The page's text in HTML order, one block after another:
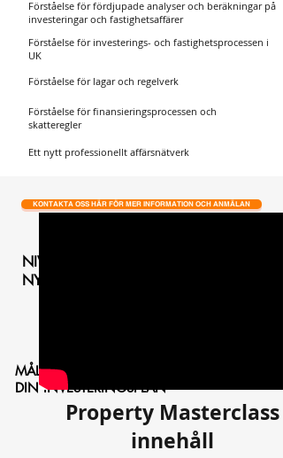
Förståelse för fördjupade analyser och beräkningar på
investeringar och fastighetsaffärer
Förståelse för investerings- och fastighetsprocessen i
UK
Förståelse för lagar och regelverk
Förståelse för finansieringsprocessen och
skatteregler
Ett nytt professionellt affärsnätverk
NIVÅ 1
NYBÖRJARE
MÅLET
DIN INVESTERINGSPLAN
KONTAKTA OSS HÄR FÖR MER INFORMATION OCH ANMÄLAN
Property Masterclass
innehåll